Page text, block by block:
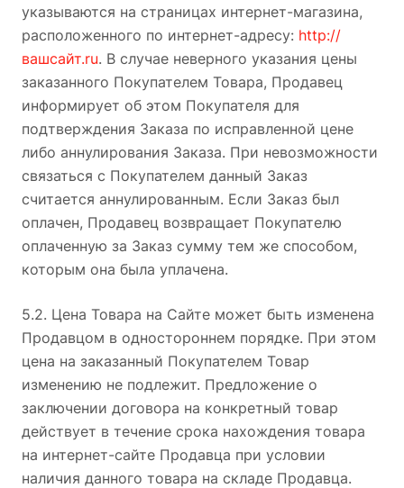
указываются на страницах интернет-магазина,
расположенного по интернет-адресу: http://
вашсайт.ru. В случае неверного указания цены
заказанного Покупателем Товара, Продавец
информирует об этом Покупателя для
подтверждения Заказа по исправленной цене
либо аннулирования Заказа. При невозможности
связаться с Покупателем данный Заказ
считается аннулированным. Если Заказ был
оплачен, Продавец возвращает Покупателю
оплаченную за Заказ сумму тем же способом,
которым она была уплачена.
5.2. Цена Товара на Сайте может быть изменена
Продавцом в одностороннем порядке. При этом
цена на заказанный Покупателем Товар
изменению не подлежит. Предложение о
заключении договора на конкретный товар
действует в течение срока нахождения товара
на интернет-сайте Продавца при условии
наличия данного товара на складе Продавца.